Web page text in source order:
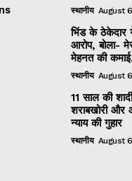
स्थानीय August
भिंड के ठेकेदार
आरोप, बोला-
मेहनत की
स्थानीय August
11 साल की
शराबखोरी और
न्याय की गुहार
स्थानीय August